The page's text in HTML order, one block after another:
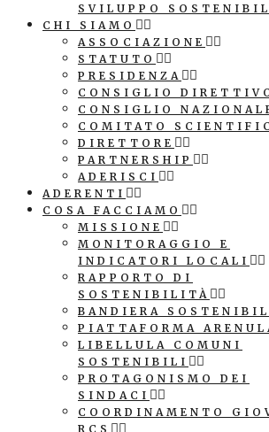
SVILUPPO
CHI SIAMO
ASSOCIAZIONE
STATUTO
PRESIDENZA
CONSIGLIO
CONSIGLIO
COMITATO
DIRETTORE
PARTNERSHIP
ADERISCI
ADERENTI
COSA FACCIAMO
MISSIONE
MONITORAGGIO E
INDICATORI LOCALI
RAPPORTO DI
SOSTENIBILITÀ
BANDIERA
PIATTAFORMA
LIBELLULA COMUNI
SOSTENIBILI
PROTAGONISMO DEI
SINDACI
COORDINAMENTO
RCS